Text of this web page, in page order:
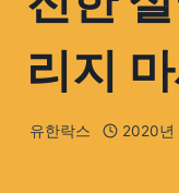
리지
유한락스 2020년